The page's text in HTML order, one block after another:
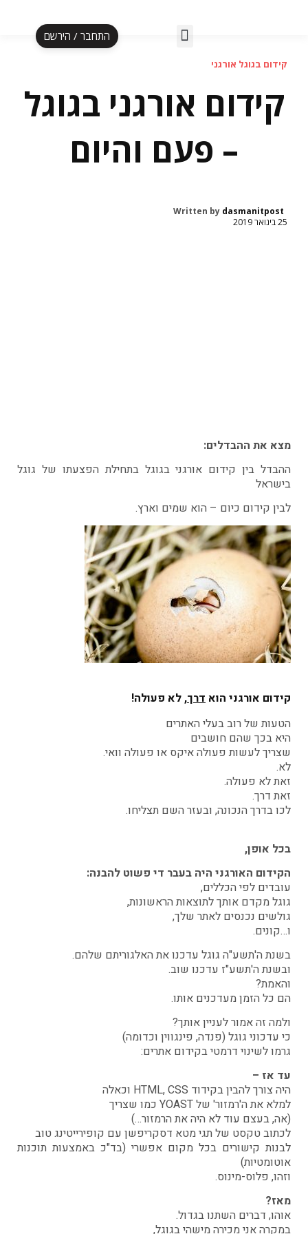
התחבר / הירשם
קידום בגוגל אורגני
קידום אורגני בגוגל
– פעם והיום
Written by dasmanitpost
25 בינואר 2019
מצא את ההבדלים:
ההבדל בין קידום אורגני בגוגל בתחילת הפצעתו של גוגל
בישראל
לבין קידום כיום – הוא שמים וארץ.
קידום אורגני הואדרך, לא פעולה!
הטעות של רוב בעלי האתרים
היא בכך שהם חושבים
שצריך לעשות פעולה איקס או פעולה וואי.
לא.
זאת לא פעולה.
זאת דרך.
לכו בדרך הנכונה, ובעזר השם תצליחו.
בכל אופן,
הקידום האורגני היה בעבר די פשוט להבנה:
עובדים לפי הכללים,
גוגל מקדם אותך לתוצאות הראשונות,
גולשים נכנסים לאתר שלך,
ו…קונים.
בשנת ה'תשע"ה גוגל עדכנו את האלגוריתם שלהם.
ובשנת ה'תשע"ז עדכנו שוב.
והאמת?
הם כל הזמן מעדכנים אותו.
ולמה זה אמור לעניין אותך?
כי עדכוני גוגל (פנדה, פינגווין וכדומה)
גרמו לשינוי דרמטי בקידום אתרים:
עד אז –
היה צורך להבין בקידוד HTML, CSS וכאלה
למלא את ה'רמזור' של YOAST כמו שצריך
(אה, בעצם עוד לא היה את הרמזור…)
לכתוב טקסט של תגי מטא דסקריפשן עם קופירייטינג טוב
לבנות קישורים בכל מקום אפשרי (בד"כ באמצעות תוכנות
אוטומטיות)
וזהו, פלוס-מינוס.
מאז?
אוהו, דברים השתנו בגדול.
במקרה אני מכירה מישהי בגוגל,